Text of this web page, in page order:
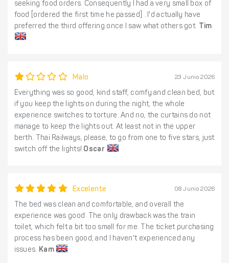
seeking food orders. Consequently I had a very small box of
food [ordered the first time he passed] . I'd actually have
preferred the third offering once I saw what others got.
Tim
Malo 23 Junio 2026
Everything was so good, kind staff, comfy and clean bed, but
if you keep the lights on during the night, the whole
experience switches to torture. And no, the curtains do not
manage to keep the lights out. At least not in the upper
berth. Thai Railways, please, to go from one to five stars, just
switch off the lights! Oscar
Excelente 08 Junio 2026
The bed was clean and comfortable, and overall the
experience was good. The only drawback was the train
toilet, which felt a bit too small for me. The ticket purchasing
process has been good, and I haven't experienced any
issues. Kam